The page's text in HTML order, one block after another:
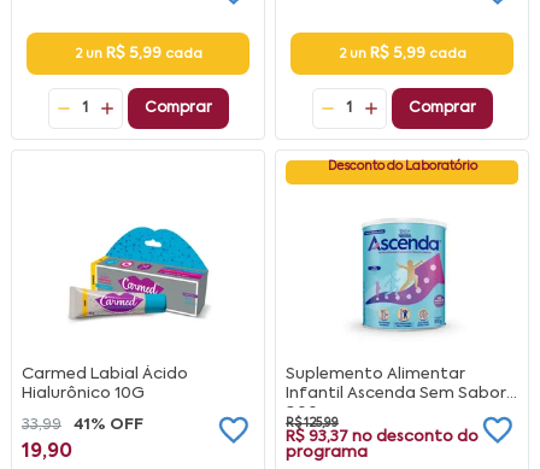
2 un R$ 5,99 cada
1 Comprar
2 un R$ 5,99 cada
1 Comprar
Carmed Labial Ácido
Hialurônico 10G
33,99
41% OFF
19,90
Desconto do Laboratório
Suplemento Alimentar
Infantil Ascenda Sem Sabor
800g
R$ 125,99
R$ 93,37 no desconto do
programa